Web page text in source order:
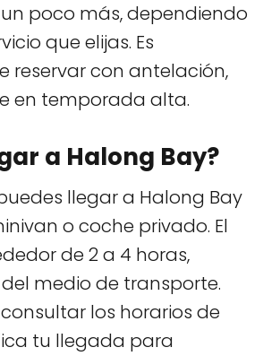
poco más, dependiendo
que elijas. Es
reservar con antelación,
en temporada alta.
a Halong Bay?
llegar a Halong Bay
o coche privado. El
de 2 a 4 horas,
medio de transporte.
los horarios de
tu llegada para